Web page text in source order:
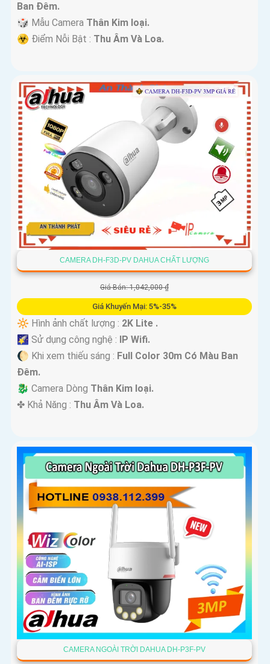
Ban Ðêm.
🎲 Mẫu Camera Thân Kim loại.
️☣️ Điểm Nỗi Bật : Thu Âm Và Loa.
CAMERA DH-F3D-PV DAHUA CHẤT LƯỢNG
Giá Bán: 1,042,000 ₫
Giá Khuyến Mại: 5%-35%
🔆 Hình ảnh chất lượng : 2K Lite .
🌠 Sử dụng công nghệ :
IP Wifi.
🌔 Khi xem thiếu sáng : Full Color 30m Có Màu Ban
Ðêm.
🐉️ Camera Dòng Thân Kim loại.
️✤ Khả Năng : Thu Âm Và Loa.
CAMERA NGOÀI TRỜI DAHUA DH-P3F-PV